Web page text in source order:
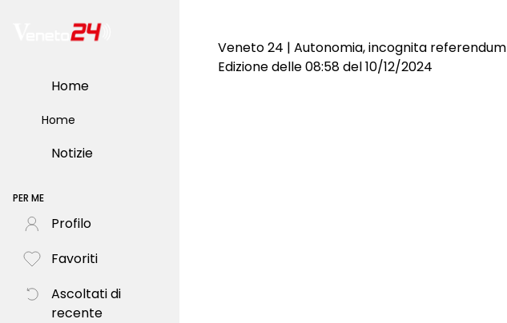
Home
Home
Notizie
PER ME
Profilo
Favoriti
Ascoltati di
recente
Veneto 24 | Autonomia, incognita referendum
Edizione delle 08:58 del 10/12/2024